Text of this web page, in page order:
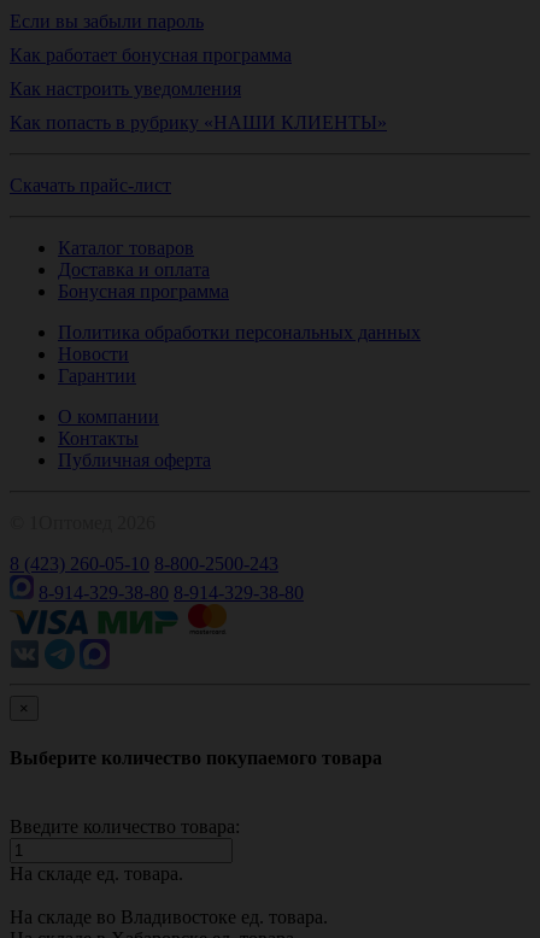
Если вы забыли пароль
Как работает бонусная программа
Как настроить уведомления
Как попасть в рубрику «НАШИ КЛИЕНТЫ»
Скачать прайс-лист
Каталог товаров
Доставка и оплата
Бонусная программа
Политика обработки персональных данных
Новости
Гарантии
О компании
Контакты
Публичная оферта
8 (423) 260-05-10 8-800-2500-243
8-914-329-38-80 8-914-329-38-80
×
Выберите количество покупаемого товара
Введите количество товара:
На складе ед. товара.
На складе во Владивостоке ед. товара.